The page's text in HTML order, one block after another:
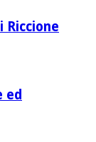
Riccione
ed